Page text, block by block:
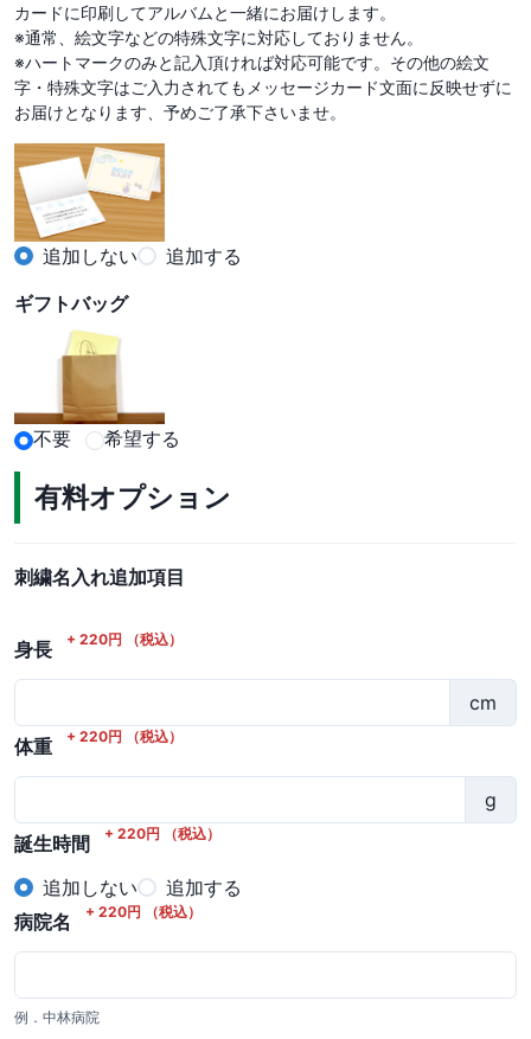
カードに印刷してアルバムと一緒にお届けします。
※通常、絵文字などの特殊文字に対応しておりません。
※ハートマークのみと記入頂ければ対応可能です。その他の絵文
字・特殊文字はご入力されてもメッセージカード文面に反映せずに
お届けとなります、予めご了承下さいませ。
追加しない
追加する
ギフトバッグ
不要 希望する
有料オプション
刺繍名入れ追加項目
身長 + 220円 （税込）
cm
体重
+ 220円 （税込）
g
誕生時間
+ 220円 （税込）
追加しない
追加する
病院名
+ 220円 （税込）
例．中林病院